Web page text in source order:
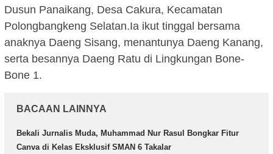
Dusun Panaikang, Desa Cakura, Kecamatan
Polongbangkeng Selatan.Ia ikut tinggal bersama
anaknya Daeng Sisang, menantunya Daeng Kanang,
serta besannya Daeng Ratu di Lingkungan Bone-
Bone 1.
BACAAN LAINNYA
Bekali Jurnalis Muda, Muhammad Nur Rasul Bongkar Fitur
Canva di Kelas Eksklusif SMAN 6 Takalar